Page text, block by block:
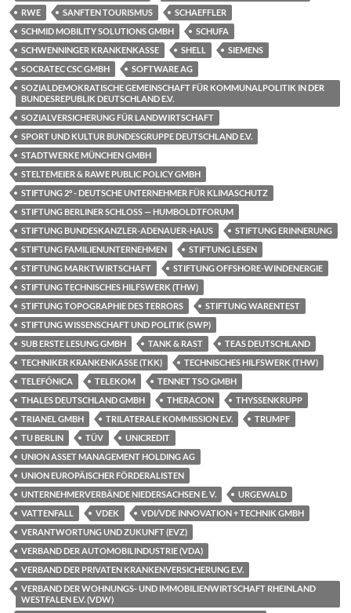
RWE
SANFTEN TOURISMUS
SCHAEFFLER
SCHMID MOBILITY SOLUTIONS GMBH
SCHUFA
SCHWENNINGER KRANKENKASSE
SHELL
SIEMENS
SOCRATEC CSC GMBH
SOFTWARE AG
SOZIALDEMOKRATISCHE GEMEINSCHAFT FÜR KOMMUNALPOLITIK IN DER
BUNDESREPUBLIK DEUTSCHLAND E.V.
SOZIALVERSICHERUNG FÜR LANDWIRTSCHAFT
SPORT UND KULTUR BUNDESGRUPPE DEUTSCHLAND E.V.
STADTWERKE MÜNCHEN GMBH
STELTEMEIER & RAWE PUBLIC POLICY GMBH
STIFTUNG 2° - DEUTSCHE UNTERNEHMER FÜR KLIMASCHUTZ
STIFTUNG BERLINER SCHLOSS — HUMBOLDTFORUM
STIFTUNG BUNDESKANZLER-ADENAUER-HAUS
STIFTUNG ERINNERUNG
STIFTUNG FAMILIENUNTERNEHMEN
STIFTUNG LESEN
STIFTUNG MARKTWIRTSCHAFT
STIFTUNG OFFSHORE-WINDENERGIE
STIFTUNG TECHNISCHES HILFSWERK (THW)
STIFTUNG TOPOGRAPHIE DES TERRORS
STIFTUNG WARENTEST
STIFTUNG WISSENSCHAFT UND POLITIK (SWP)
SUB ERSTE LESUNG GMBH
TANK & RAST
TEAS DEUTSCHLAND
TECHNIKER KRANKENKASSE (TKK)
TECHNISCHES HILFSWERK (THW)
TELEFÓNICA
TELEKOM
TENNET TSO GMBH
THALES DEUTSCHLAND GMBH
THERACON
THYSSENKRUPP
TRIANEL GMBH
TRILATERALE KOMMISSION E.V.
TRUMPF
TU BERLIN
TÜV
UNICREDIT
UNION ASSET MANAGEMENT HOLDING AG
UNION EUROPÄISCHER FÖRDERALISTEN
UNTERNEHMERVERBÄNDE NIEDERSACHSEN E. V.
URGEWALD
VATTENFALL
VDEK
VDI/VDE INNOVATION + TECHNIK GMBH
VERANTWORTUNG UND ZUKUNFT (EVZ)
VERBAND DER AUTOMOBILINDUSTRIE (VDA)
VERBAND DER PRIVATEN KRANKENVERSICHERUNG E.V.
VERBAND DER WOHNUNGS- UND IMMOBILIENWIRTSCHAFT RHEINLAND
WESTFALEN E.V. (VDW)